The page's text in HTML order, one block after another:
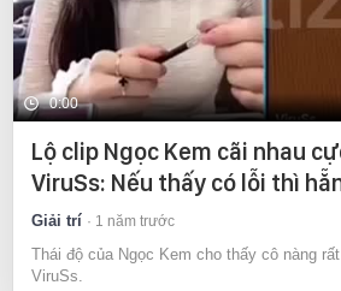
0:00
Lộ clip Ngọc Kem cãi nhau
ViruSs: Nếu thấy có lỗi thì
Giải trí 1 năm trước
Thái độ của Ngọc Kem cho thấy cô nàng
ViruSs.